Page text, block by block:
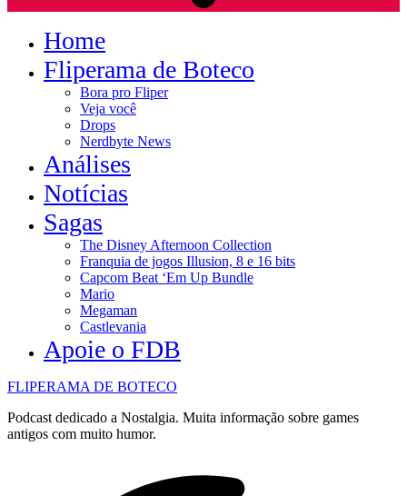
Home
Fliperama de Boteco
Bora pro Fliper
Veja você
Drops
Nerdbyte News
Análises
Notícias
Sagas
The Disney Afternoon Collection
Franquia de jogos Illusion, 8 e 16 bits
Capcom Beat ‘Em Up Bundle
Mario
Megaman
Castlevania
Apoie o FDB
FLIPERAMA DE BOTECO
Podcast dedicado a Nostalgia. Muita informação sobre games
antigos com muito humor.